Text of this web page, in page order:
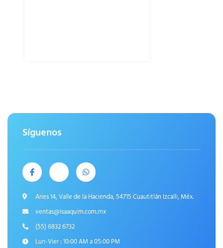
Síguenos
Aries 14, Valle de la Hacienda, 54715 Cuautitlán Izcalli, Méx.
ventas@Isaaquim.com.mx
(55) 6832 6732
Lun-Vier : 10:00 AM a 05:00 PM